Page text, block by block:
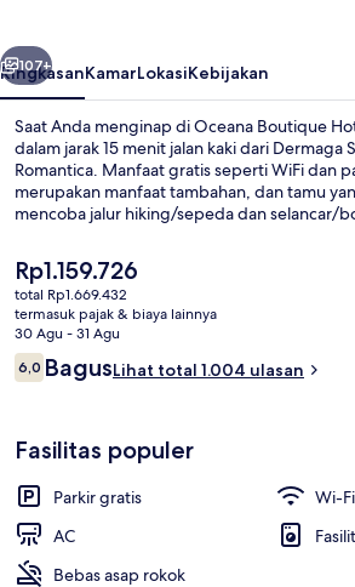
Berikutnya
107+
RingkasanKamarLokasiKebijakan
Saat Anda menginap di Oceana Boutique
dalam jarak 15 menit jalan kaki dari Dermaga
Romantica. Manfaat gratis seperti WiFi dan
merupakan manfaat tambahan, dan tamu
mencoba jalur hiking/sepeda dan selancar/
kamar di motel Gaya Kolonial ini meliputi
traveler menyukai staf.
Harga
saat
ini
Rp1.159.726
Rp1.159.726
total Rp1.669.432
termasuk pajak & biaya lainnya
30 Agu - 31 Agu
Ulasan
6,06,0 dari 10
BagusLihat total 1.004 ulasan
Fasilitas populer
Parkir gratis
Wi-
AC
Bebas asap rokok